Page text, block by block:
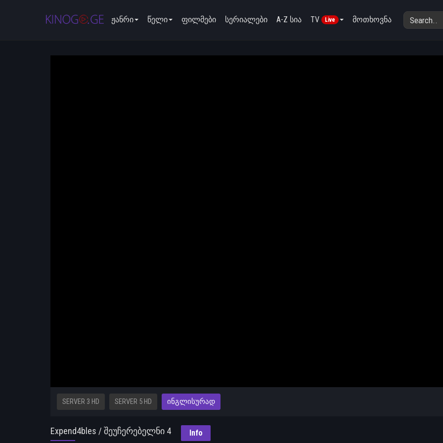
ჟანრი წელი ფილმები სერიალები A-Z სია TV Live მოთხოვნა
SERVER 3 HD SERVER 5 HD ᲘᲜᲒᲚᲘᲡᲣᲠᲐᲓ
Expend4bles / შეუჩერებელნი 4 Info